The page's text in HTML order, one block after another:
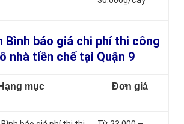
Bình báo giá chi phí thi công
nhà tiền chế tại Quận 9
Hạng mục Đơn giá